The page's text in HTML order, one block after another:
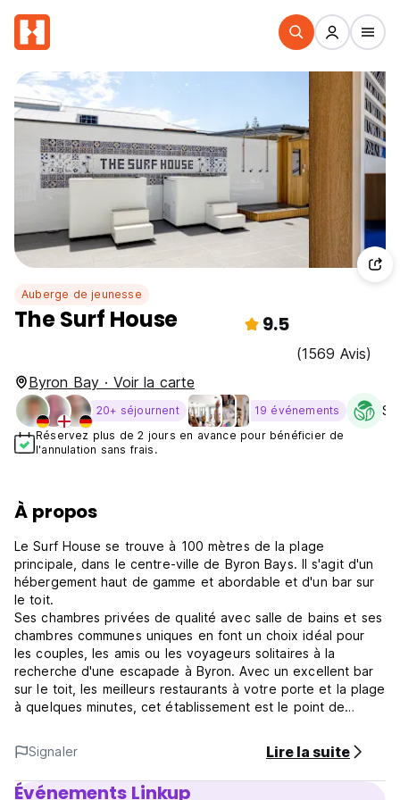
Auberge de jeunesse
The Surf House 9.5
(1569 Avis)
Byron Bay · Voir la carte
20+ séjournent 19 événements
Réservez plus de 2 jours en avance pour bénéficier de
l'annulation sans frais.
À propos
Le Surf House se trouve à 100 mètres de la plage
principale, dans le centre-ville de Byron Bays. Il s'agit d'un
hébergement haut de gamme et abordable et d'un bar sur
le toit.
Ses chambres privées de qualité avec salle de bains et ses
chambres communes uniques en font un choix idéal pour
les couples, les amis ou les voyageurs solitaires à la
recherche d'une escapade à Byron. Avec un excellent bar
sur le toit, les meilleurs restaurants à votre porte et la plage
à quelques minutes, cet établissement est le point de
Hébergement et bar
Ayant récemment fait l'objet d'une rénovation majeure, les
chambres affichent un design de style plage-chic qui
prépare le terrain pour des vacances détendues et
Signaler Lire la suite
Événements Linkup